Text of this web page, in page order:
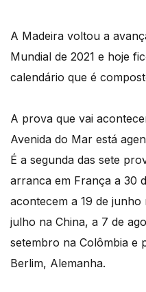
A Madeira voltou a
Mundial de 2021 e hoje
calendário que é
A prova que vai
Avenida do Mar está
É a segunda das sete
arranca em França a 30
acontecem a 19 de junho
julho na China, a 7 de
setembro na Colômbia e
Berlim, Alemanha.